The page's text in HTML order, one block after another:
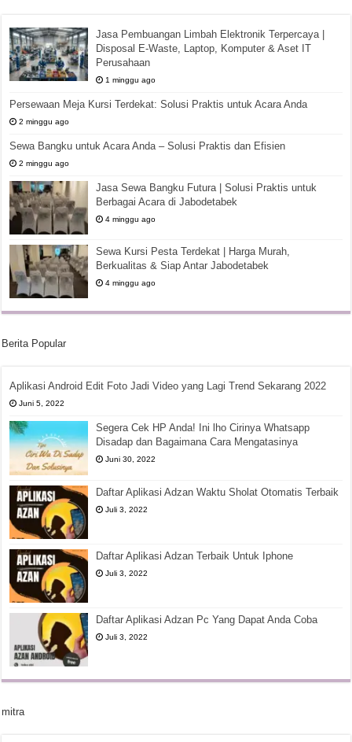
Jasa Pembuangan Limbah Elektronik Terpercaya |
Disposal E-Waste, Laptop, Komputer & Aset IT
Perusahaan
1 minggu ago
Persewaan Meja Kursi Terdekat: Solusi Praktis untuk Acara Anda
2 minggu ago
Sewa Bangku untuk Acara Anda – Solusi Praktis dan Efisien
2 minggu ago
Jasa Sewa Bangku Futura | Solusi Praktis untuk
Berbagai Acara di Jabodetabek
4 minggu ago
Sewa Kursi Pesta Terdekat | Harga Murah,
Berkualitas & Siap Antar Jabodetabek
4 minggu ago
Berita Popular
Aplikasi Android Edit Foto Jadi Video yang Lagi Trend Sekarang 2022
Juni 5, 2022
Segera Cek HP Anda! Ini lho Cirinya Whatsapp
Disadap dan Bagaimana Cara Mengatasinya
Juni 30, 2022
Daftar Aplikasi Adzan Waktu Sholat Otomatis Terbaik
Juli 3, 2022
Daftar Aplikasi Adzan Terbaik Untuk Iphone
Juli 3, 2022
Daftar Aplikasi Adzan Pc Yang Dapat Anda Coba
Juli 3, 2022
mitra